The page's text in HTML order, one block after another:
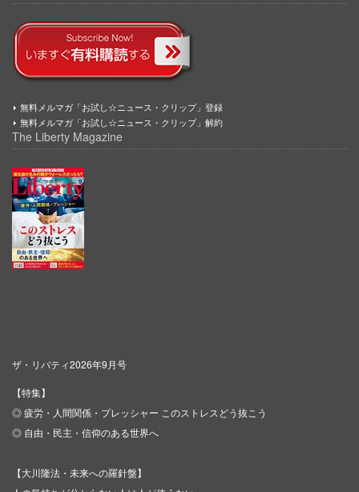
無料メルマガ「お試し☆ニュース・クリップ」登録
無料メルマガ「お試し☆ニュース・クリップ」解約
The Liberty Magazine
ザ・リバティ2026年9月号
【特集】
◎ 疲労・人間関係・プレッシャー このストレスどう抜こう
◎ 自由・民主・信仰のある世界へ
【大川隆法・未来への羅針盤】